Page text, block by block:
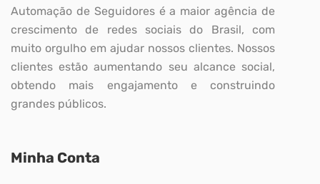
Automação de Seguidores é a maior agência de
crescimento de redes sociais do Brasil, com
muito orgulho em ajudar nossos clientes. Nossos
clientes estão aumentando seu alcance social,
obtendo mais engajamento e construindo
grandes públicos.
Minha Conta